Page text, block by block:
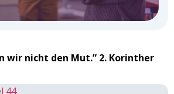
wir nicht den Mut.” 2. Korinther
44